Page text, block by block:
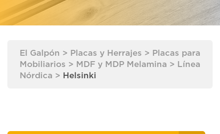
El Galpón > Placas y Herrajes > Placas para
Mobiliarios > MDF y MDP Melamina > Línea
Nórdica > Helsinki